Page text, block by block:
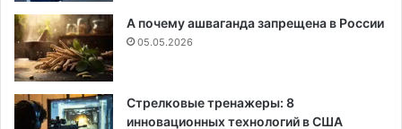
А почему ашваганда запрещена в России
05.05.2026
Стрелковые тренажеры: 8
инновационных технологий в США